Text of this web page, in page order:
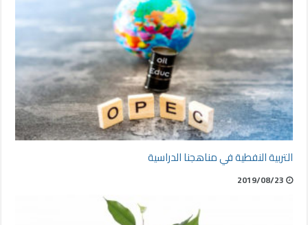
التربية النفطية في مناهجنا الدراسية
2019/08/23